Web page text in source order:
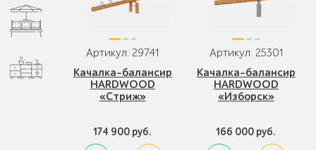
Артикул: 29741
Качалка-балансир
HARDWOOD
«Стриж»
174 900 руб.
Артикул: 25301
Качалка-балансир
HARDWOOD
«Изборск»
166 000 руб.